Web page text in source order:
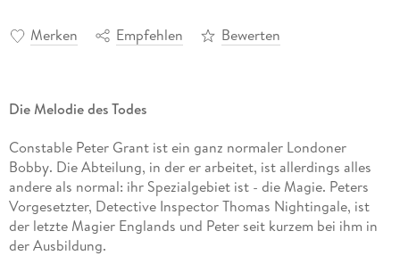
Merken Empfehlen Bewerten
Die Melodie des Todes
Constable Peter Grant ist ein ganz normaler Londoner
Bobby. Die Abteilung, in der er arbeitet, ist allerdings alles
andere als normal: ihr Spezialgebiet ist - die Magie. Peters
Vorgesetzter, Detective Inspector Thomas Nightingale, ist
der letzte Magier Englands und Peter seit kurzem bei ihm in
der Ausbildung.